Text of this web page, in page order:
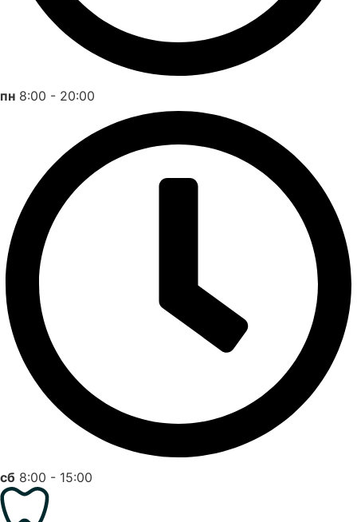
пн 8:00 - 20:00
cб 8:00 - 15:00